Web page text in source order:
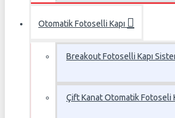
Otomatik Fotoselli Kapı
Breakout Fotoselli Kapı
Çift Kanat Otomatik Fotoseli